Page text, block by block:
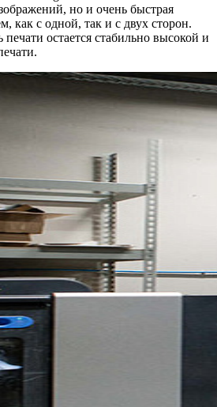
но и очень быстрая
как с одной, так и с двух сторон.
остается стабильно высокой и